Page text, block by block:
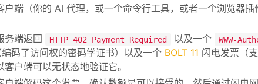
户端（你的 AI 代理，或一个命令行工具，或者一个浏览器
务端返回 HTTP 402 Payment Required 以及一个 WWW-
码了访问权的密码学证书）以及一个 BOLT 11 闪电发票（
客户端可以无状态地验证它。